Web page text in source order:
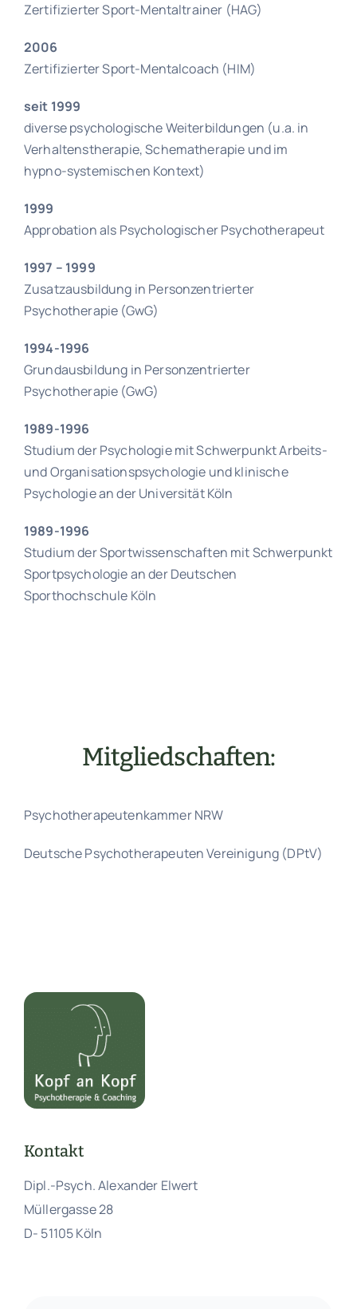
Zertifizierter Sport-Mentaltrainer (HAG)
2006
Zertifizierter Sport-Mentalcoach (HIM)
seit 1999
diverse psychologische Weiterbildungen (u.a. in
Verhaltenstherapie, Schematherapie und im
hypno-systemischen Kontext)
1999
Approbation als Psychologischer Psychotherapeut
1997 – 1999
Zusatzausbildung in Personzentrierter
Psychotherapie (GwG)
1994-1996
Grundausbildung in Personzentrierter
Psychotherapie (GwG)
1989-1996
Studium der Psychologie mit Schwerpunkt Arbeits-
und Organisationspsychologie und klinische
Psychologie an der Universität Köln
1989-1996
Studium der Sportwissenschaften mit Schwerpunkt
Sportpsychologie an der Deutschen
Sporthochschule Köln
Mitgliedschaften:
Psychotherapeutenkammer NRW
Deutsche Psychotherapeuten Vereinigung (DPtV)
Kontakt
Dipl.-Psych. Alexander Elwert
Müllergasse 28
D- 51105 Köln